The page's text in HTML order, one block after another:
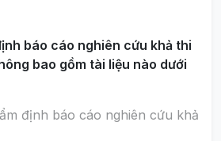
báo cáo nghiên cứu khả thi
bao gồm tài liệu nào dưới
định báo cáo nghiên cứu khả